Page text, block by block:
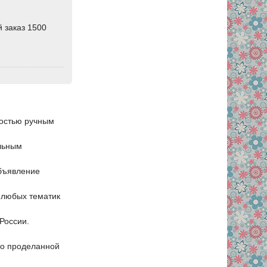
1500
ручным
тематик
проделанной